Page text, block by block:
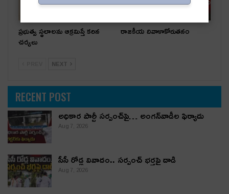
ప్రభుత్వ స్థలాలను ఆక్రమిస్తే కఠిన
చర్యలు
రాజకీయ దివాళాకోరుతనం
NEXT
RECENT POST
అధికార పార్టీ స‌ర్పంచ్‌పై… అంగ‌న్‌వాడీల ఫిర్యాదు
Aug 7, 2026
సీసీ రోడ్ల వివాదం.. స‌ర్పంచ్ భ‌ర్త‌పై దాడి
Aug 7, 2026